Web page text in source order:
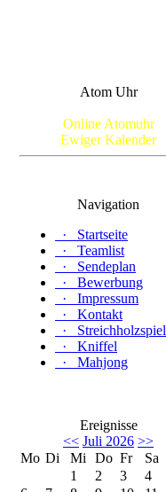
Atom Uhr
Online Atomuhr
Ewiger Kalender
Navigation
·
Startseite
·
Teamlist
·
Sendeplan
·
Bewerbung
·
Impressum
·
Kontakt
·
Streichholzspiel
·
Kniffel
·
Mahjong
Ereignisse
<< Juli 2026 >>
Mo Di Mi Do Fr Sa
1
2 3 4